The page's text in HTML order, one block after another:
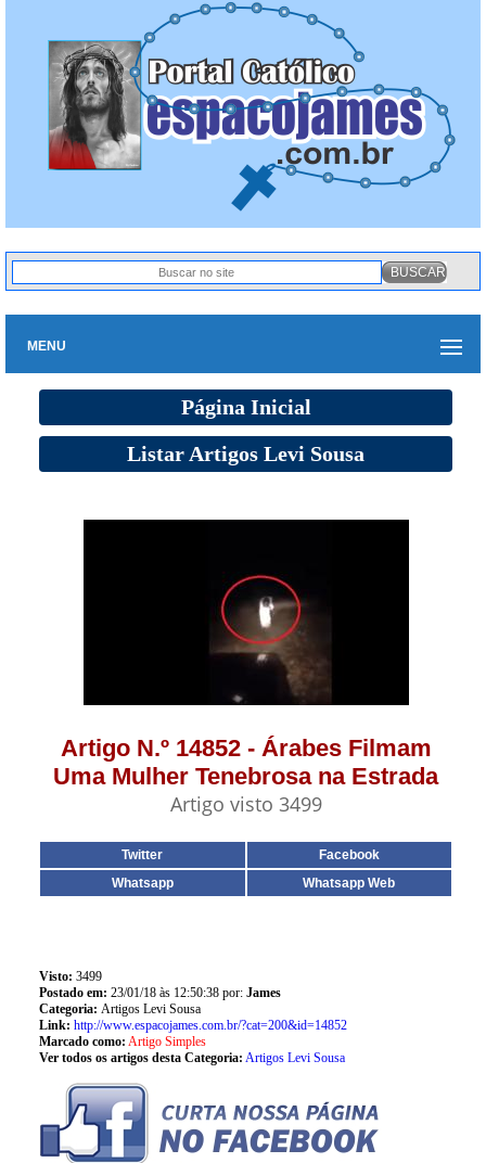
MENU
Página Inicial
Listar Artigos Levi Sousa
Artigo N.º 14852 - Árabes Filmam
Uma Mulher Tenebrosa na Estrada
Artigo visto 3499
Twitter
Facebook
Whatsapp
Whatsapp Web
Visto: 3499
Postado em: 23/01/18 às 12:50:38 por: James
Categoria: Artigos Levi Sousa
Link: http://www.espacojames.com.br/?cat=200&id=14852
Marcado como: Artigo Simples
Ver todos os artigos desta Categoria: Artigos Levi Sousa